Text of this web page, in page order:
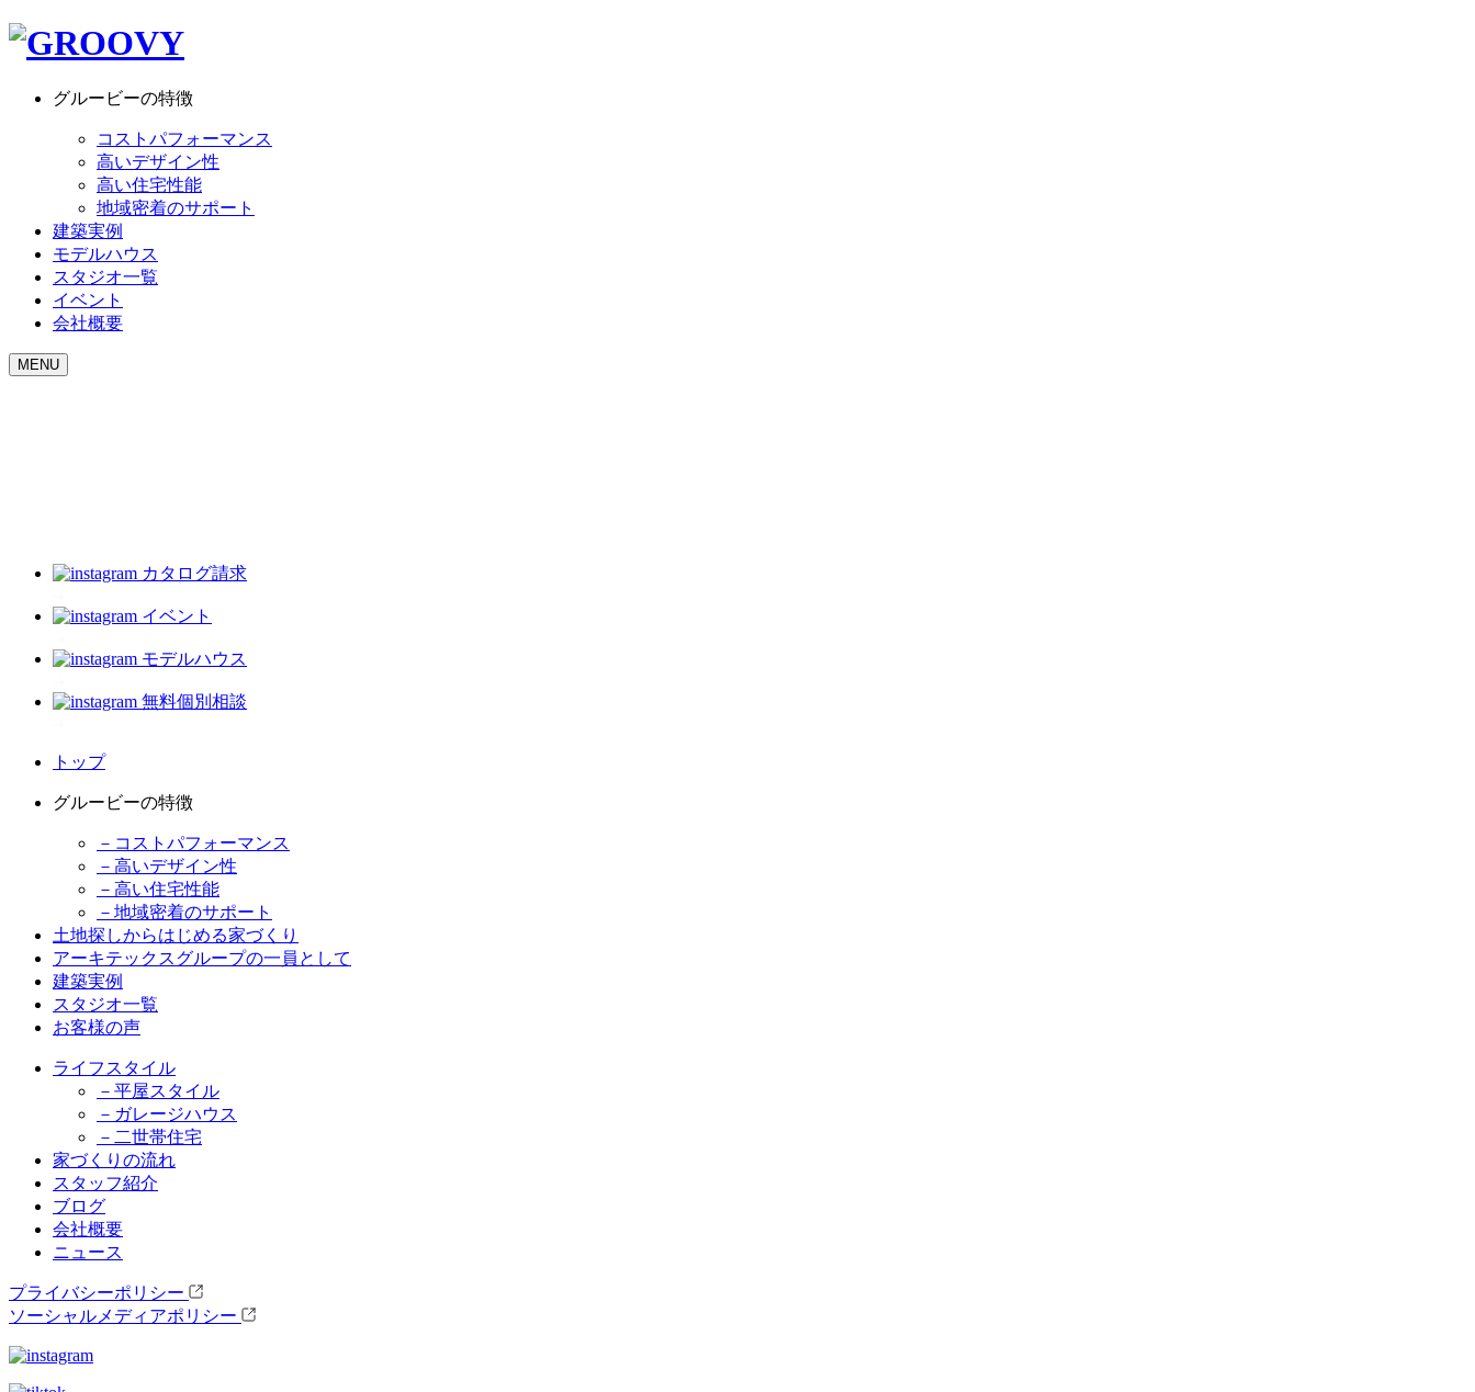
グルービーの特徴
コストパフォーマンス
高いデザイン性
高い住宅性能
地域密着のサポート
建築実例
モデルハウス
スタジオ一覧
イベント
会社概要
MENU
カタログ請求
イベント
モデルハウス
無料個別相談
トップ
グルービーの特徴
－コストパフォーマンス
－高いデザイン性
－高い住宅性能
－地域密着のサポート
土地探しからはじめる家づくり
アーキテックスグループの一員として
建築実例
スタジオ一覧
お客様の声
ライフスタイル
－平屋スタイル
－ガレージハウス
－二世帯住宅
家づくりの流れ
スタッフ紹介
ブログ
会社概要
ニュース
プライバシーポリシー
ソーシャルメディアポリシー